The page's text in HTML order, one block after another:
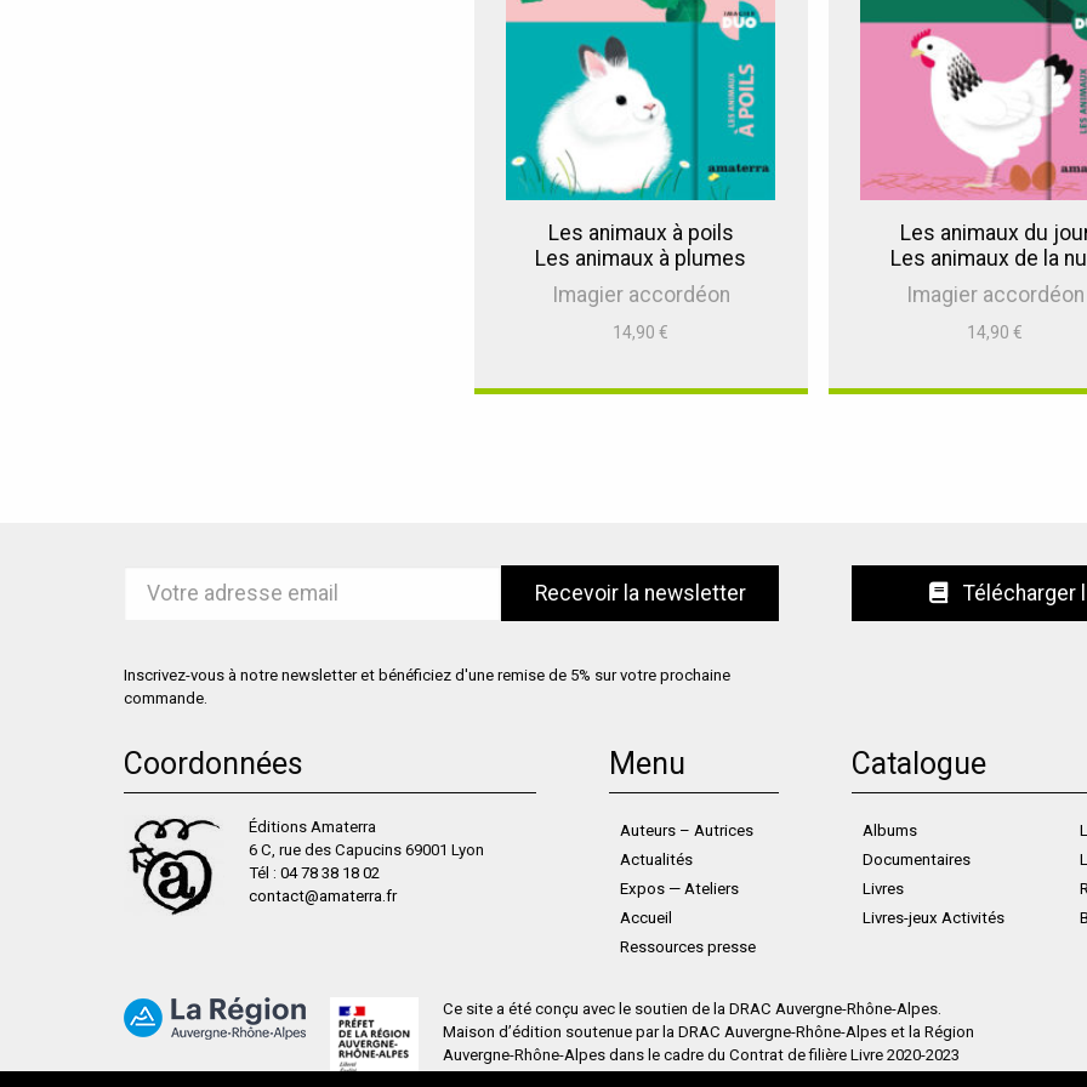
Les animaux à poils
Les animaux à plumes
Imagier accordéon
14,90€
Les animaux du
Les animaux de la
Imagier accordéon
14,90€
Inscrivez-vous à notre newsletter et bénéficiez d'une remise de 5% sur votre prochaine
commande.
Télécharger
Coordonnées
Éditions Amaterra
6 C, rue des Capucins 69001 Lyon
Tél : 04 78 38 18 02
contact@amaterra.fr
Menu
Auteurs – Autrices
Actualités
Expos — Ateliers
Accueil
Ressources presse
Catalogue
Albums
Documentaires
Livres
Livres-jeux Activités
Ce site a été conçu avec le soutien de la DRAC Auvergne-Rhône-Alpes.
Maison d’édition soutenue par la DRAC Auvergne-Rhône-Alpes et la Région
Auvergne-Rhône-Alpes dans le cadre du Contrat de filière Livre 2020-2023